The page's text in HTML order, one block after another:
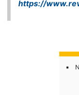
https://